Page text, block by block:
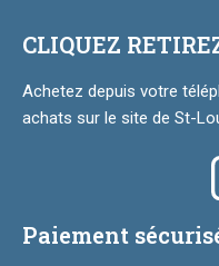
CLIQUEZ
Achetez depuis votre
achats sur le site de St-
Paiement